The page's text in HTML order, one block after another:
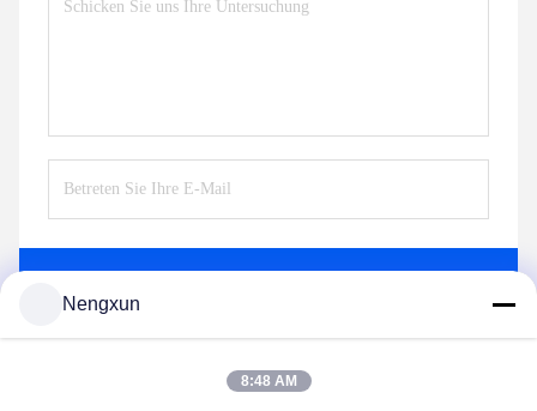
Nengxun
8:48 AM